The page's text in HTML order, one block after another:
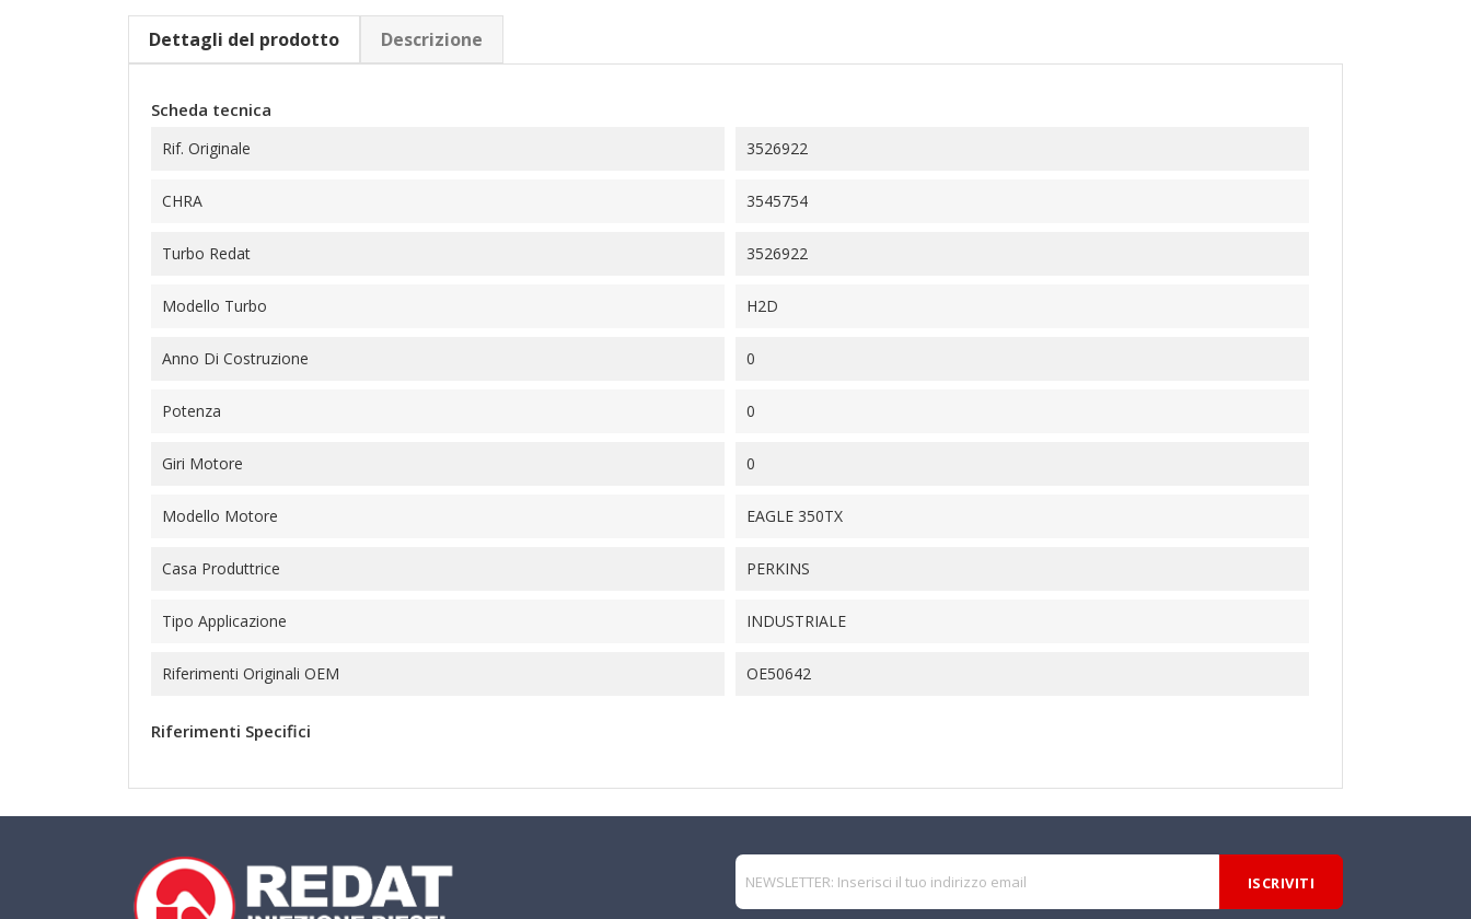
Dettagli del prodotto Descrizione
Scheda tecnica
Rif. Originale 3526922
CHRA 3545754
Turbo Redat 3526922
Modello Turbo H2D
Anno Di Costruzione 0
Potenza 0
Giri Motore 0
Modello Motore EAGLE 350TX
Casa Produttrice PERKINS
Tipo Applicazione INDUSTRIALE
Riferimenti Originali OEM OE50642
Riferimenti Specifici